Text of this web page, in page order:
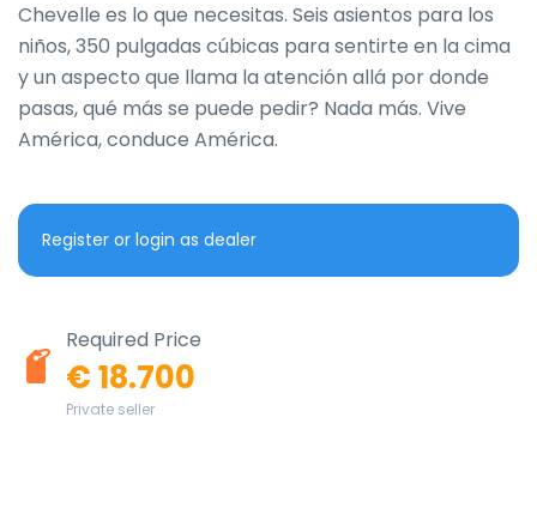
Chevelle es lo que necesitas. Seis asientos para los
niños, 350 pulgadas cúbicas para sentirte en la cima
y un aspecto que llama la atención allá por donde
pasas, qué más se puede pedir? Nada más. Vive
América, conduce América.
Register or login as dealer
Required Price
€ 18.700
Private seller